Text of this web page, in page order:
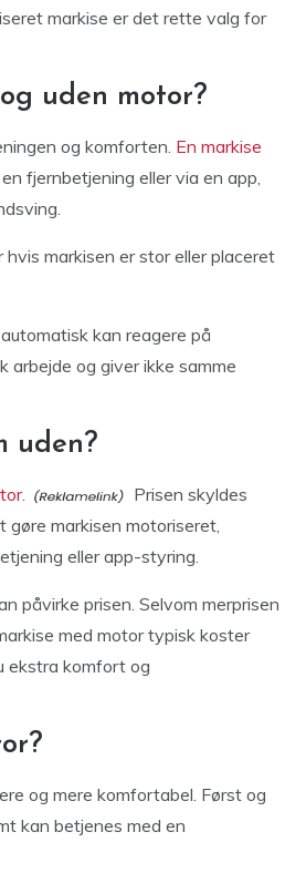
markise er det rette valg for
uden motor?
og komforten. En markise
fjernbetjening eller via en app,
markisen er stor eller placeret
kan reagere på
arbejde og giver ikke samme
uden?
Prisen skyldes
markisen motoriseret,
eller app-styring.
påvirke prisen. Selvom merprisen
med motor typisk koster
ekstra komfort og
og mere komfortabel. Først og
kan betjenes med en